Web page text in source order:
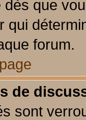
que
qui
forum.
de
sont